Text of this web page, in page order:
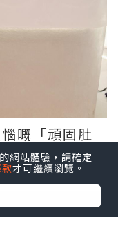
嘅「頑固肚
，今日終於
報告！
網站體驗，請確定
才可繼續瀏覽。